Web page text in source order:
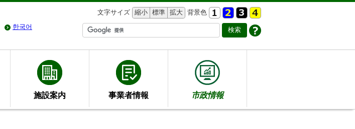
文字サイズ 縮小 標準 拡大 背景色
한국어
施設案内 事業者情報 市政情報